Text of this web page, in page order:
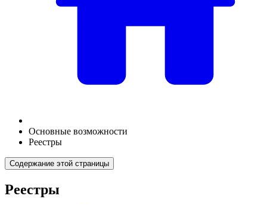
Основные возможности
Реестры
Содержание этой страницы
Реестры